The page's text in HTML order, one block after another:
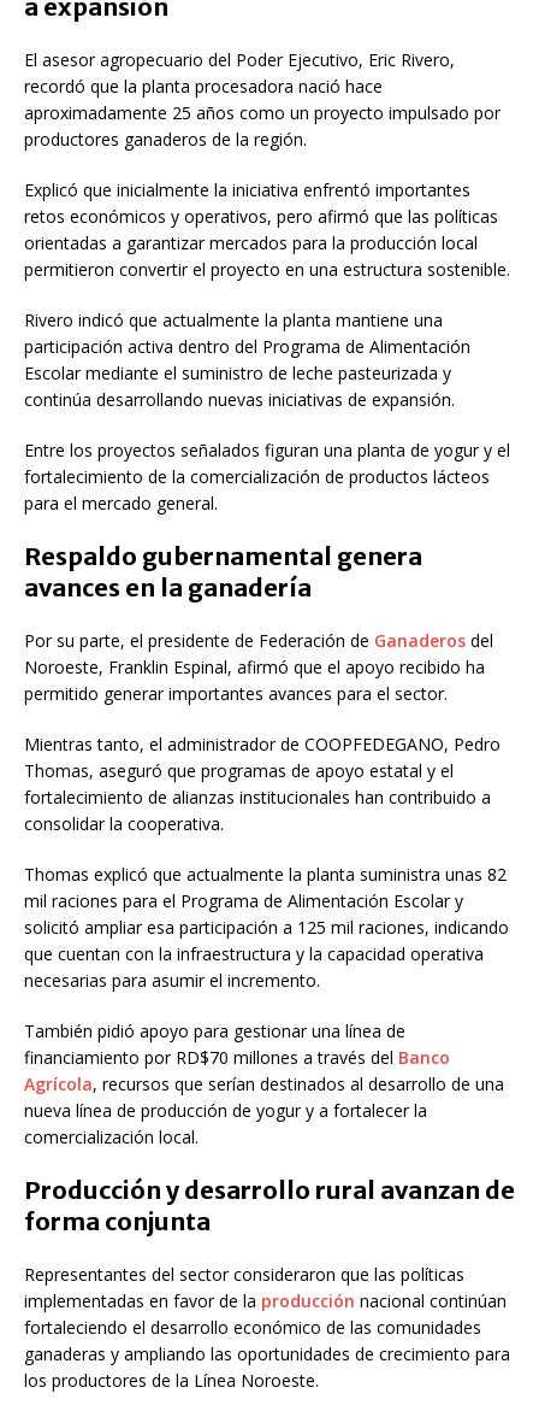
a expansión
El asesor agropecuario del Poder Ejecutivo, Eric Rivero,
recordó que la planta procesadora nació hace
aproximadamente 25 años como un proyecto impulsado por
productores ganaderos de la región.
Explicó que inicialmente la iniciativa enfrentó importantes
retos económicos y operativos, pero afirmó que las políticas
orientadas a garantizar mercados para la producción local
permitieron convertir el proyecto en una estructura sostenible.
Rivero indicó que actualmente la planta mantiene una
participación activa dentro del Programa de Alimentación
Escolar mediante el suministro de leche pasteurizada y
continúa desarrollando nuevas iniciativas de expansión.
Entre los proyectos señalados figuran una planta de yogur y el
fortalecimiento de la comercialización de productos lácteos
para el mercado general.
Respaldo gubernamental genera
avances en la ganadería
Por su parte, el presidente de Federación de Ganaderos del
Noroeste, Franklin Espinal, afirmó que el apoyo recibido ha
permitido generar importantes avances para el sector.
Mientras tanto, el administrador de COOPFEDEGANO, Pedro
Thomas, aseguró que programas de apoyo estatal y el
fortalecimiento de alianzas institucionales han contribuido a
consolidar la cooperativa.
Thomas explicó que actualmente la planta suministra unas 82
mil raciones para el Programa de Alimentación Escolar y
solicitó ampliar esa participación a 125 mil raciones, indicando
que cuentan con la infraestructura y la capacidad operativa
necesarias para asumir el incremento.
También pidió apoyo para gestionar una línea de
financiamiento por RD$70 millones a través del Banco
Agrícola, recursos que serían destinados al desarrollo de una
nueva línea de producción de yogur y a fortalecer la
comercialización local.
Producción y desarrollo rural avanzan de
forma conjunta
Representantes del sector consideraron que las políticas
implementadas en favor de la producción nacional continúan
fortaleciendo el desarrollo económico de las comunidades
ganaderas y ampliando las oportunidades de crecimiento para
los productores de la Línea Noroeste.